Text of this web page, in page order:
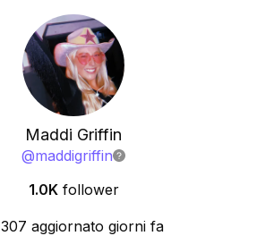
Maddi Griffin
@maddigriffin
1.0K follower
307 aggiornato giorni fa